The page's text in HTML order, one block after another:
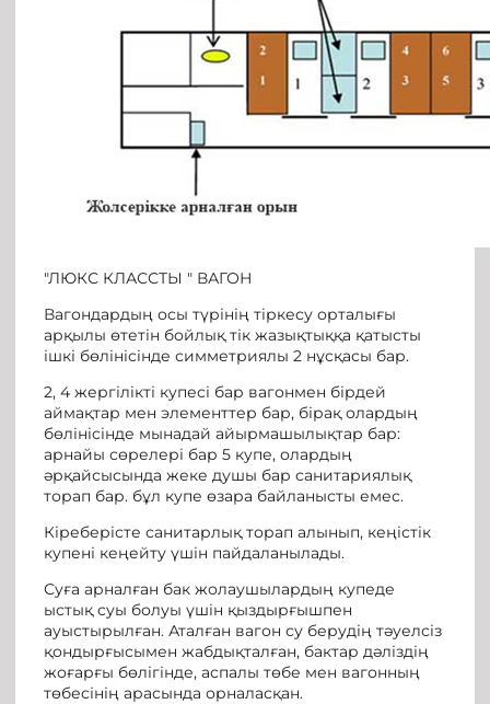
"ЛЮКС КЛАССТЫ " ВАГОН
Вагондардың осы түрінің тіркесу орталығы
арқылы өтетін бойлық тік жазықтыққа қатысты
ішкі бөлінісінде симметриялы 2 нұсқасы бар.
2, 4 жергілікті купесі бар вагонмен бірдей
аймақтар мен элементтер бар, бірақ олардың
бөлінісінде мынадай айырмашылықтар бар:
арнайы сөрелері бар 5 купе, олардың
әрқайсысында жеке душы бар санитариялық
торап бар. бұл купе өзара байланысты емес.
Кіреберісте санитарлық торап алынып, кеңістік
купені кеңейту үшін пайдаланылады.
Суға арналған бак жолаушылардың купеде
ыстық суы болуы үшін қыздырғышпен
ауыстырылған. Аталған вагон су берудің тәуелсіз
қондырғысымен жабдықталған, бактар дәліздің
жоғарғы бөлігінде, аспалы төбе мен вагонның
төбесінің арасында орналасқан.